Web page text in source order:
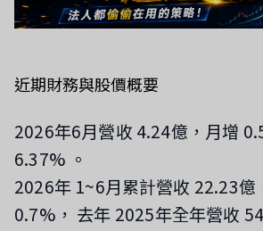
近期財務與股價概要
2026年6月營收 4.24億，月增
6.37% 。
2026年 1~6月累計營收 22.23億
0.7%， 去年 2025年全年營收